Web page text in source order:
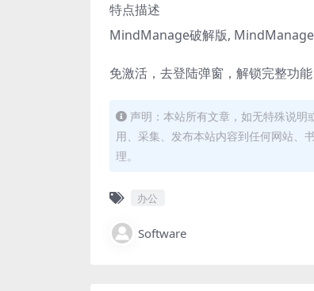
特点描述
MindManage破解版,
免激活，去登陆弹窗，解锁完整功
声明：本站所有文章，如无特殊说
用、采集、发布本站内容到任何网站、
理。
办公
Software